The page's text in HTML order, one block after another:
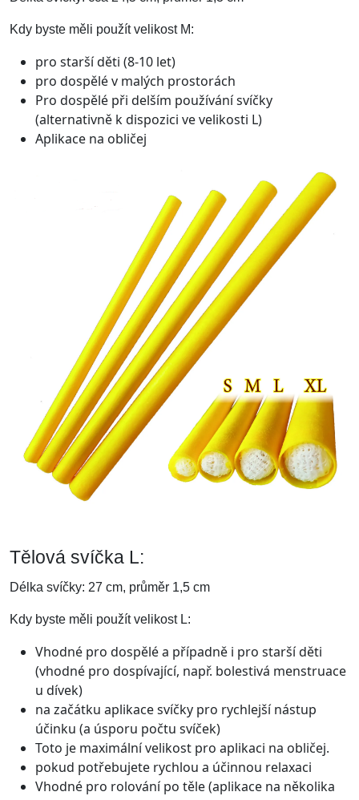
Kdy byste měli použít velikost M:
pro starší děti (8-10 let)
pro dospělé v malých prostorách
Pro dospělé při delším používání svíčky
(alternativně k dispozici ve velikosti L)
Aplikace na obličej
Tělová svíčka L:
Délka svíčky: 27 cm, průměr 1,5 cm
Kdy byste měli použít velikost L:
Vhodné pro dospělé a případně i pro starší děti
(vhodné pro dospívající, např. bolestivá menstruace
u dívek)
na začátku aplikace svíčky pro rychlejší nástup
účinku (a úsporu počtu svíček)
Toto je maximální velikost pro aplikaci na obličej.
pokud potřebujete rychlou a účinnou relaxaci
Vhodné pro rolování po těle (aplikace na několika